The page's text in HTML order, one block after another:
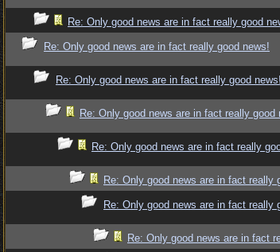
Re: Only good news are in fact really good
Re: Only good news are in fact really good news!
Re: Only good news are in fact really good news!
Re: Only good news are in fact really good
Re: Only good news are in fact really
Re: Only good news are in fact really
Re: Only good news are in fact really
Re: Only good news are in fact